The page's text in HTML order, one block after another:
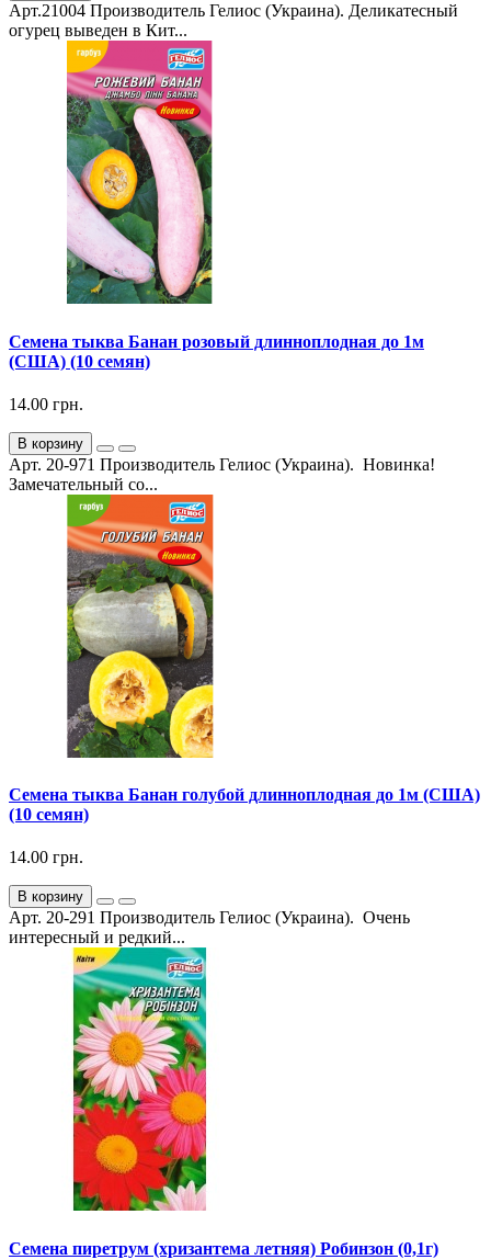
Арт.21004 Производитель Гелиос (Украина). Деликатесный
огурец выведен в Кит...
Семена тыква Банан розовый длинноплодная до 1м
(США) (10 семян)
14.00 грн.
В корзину
Арт. 20-971 Производитель Гелиос (Украина). Новинка!
Замечательный со...
Семена тыква Банан голубой длинноплодная до 1м (США)
(10 семян)
14.00 грн.
В корзину
Арт. 20-291 Производитель Гелиос (Украина). Очень
интересный и редкий...
Семена пиретрум (хризантема летняя) Робинзон (0,1г)